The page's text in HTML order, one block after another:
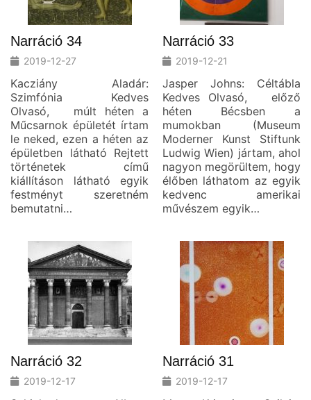
Narráció 34
2019-12-27
Kacziány Aladár:
Szimfónia Kedves
Olvasó, múlt héten a
Műcsarnok épületét írtam
le neked, ezen a héten az
épületben látható Rejtett
történetek című
kiállításon látható egyik
festményt szeretném
bemutatni…
Narráció 33
2019-12-21
Jasper Johns: Céltábla
Kedves Olvasó, előző
héten Bécsben a
mumokban (Museum
Moderner Kunst Stiftunk
Ludwig Wien) jártam, ahol
nagyon megörültem, hogy
élőben láthatom az egyik
kedvenc amerikai
művészem egyik…
Narráció 32
2019-12-17
Narráció 31
2019-12-17